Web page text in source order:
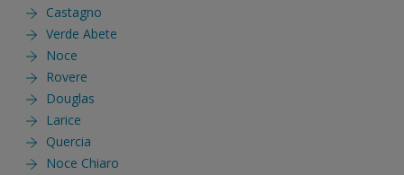
Castagno
Verde Abete
Noce
Rovere
Douglas
Larice
Quercia
Noce Chiaro